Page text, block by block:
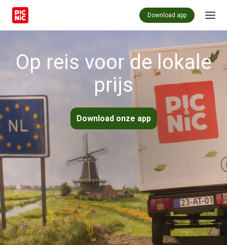
Download app
Op reis voor de lokale
prijs
Download onze app